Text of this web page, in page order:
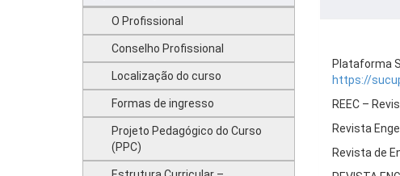
O Profissional
Conselho Profissional
Localização do curso
Formas de ingresso
Projeto Pedagógico do Curso
(PPC)
Plataforma
https://
REEC –
Revista
Revista de